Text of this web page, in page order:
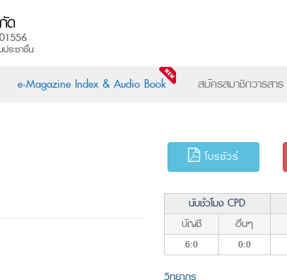
e-Magazine Index & Audio Book สมัครสมาชิกวารสาร
โบรชัวร์
นับชั่วโมง CPD
บัญชี
อื่นๆ
6:0 0:0